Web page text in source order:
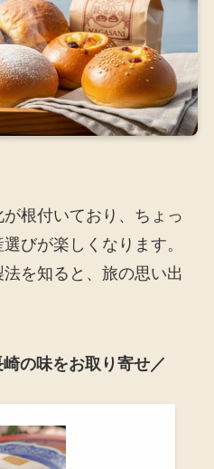
根付いており、ちょっ
びが楽しくなります。
を知ると、旅の思い出
の味をお取り寄せ／